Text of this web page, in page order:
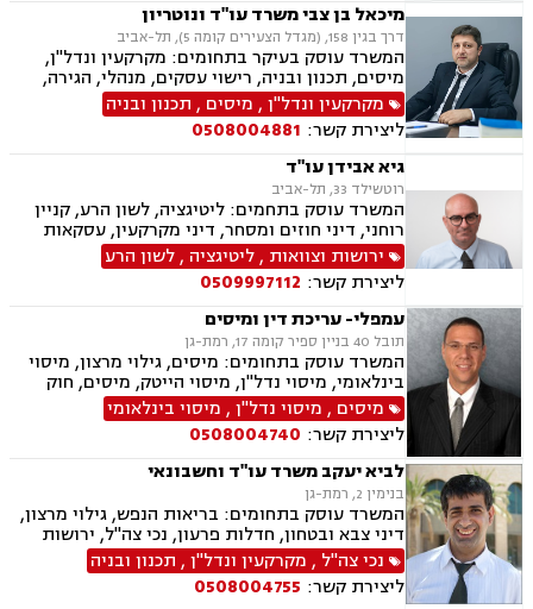
מיכאל בן צבי משרד עו"ד ונוטריון
דרך בגין 158, (מגדל הצעירים קומה 5), תל-אביב
המשרד עוסק בעיקר בתחומים: מקרקעין ונדל"ן,
מיסים, תכנון ובניה, רישוי עסקים, מנהלי, הגירה,
אשרות משפט ימי, ירושות וצוואות, דיני משפחה.
מקרקעין ונדל"ן, מיסים , תכנון ובניה
ליצירת קשר: 0508004881
גיא אבידן עו"ד
רוטשילד 33, תל-אביב
המשרד עוסק בתחמים: ליטיגציה, לשון הרע, קניין
רוחני, דיני חוזים ומסחר, דיני מקרקעין, עסקאות
מכר דירה, מיסוי עירוני, דיני עבודה, דיני פשיטת
רגל, דיני תקשורת ואינטרנט, זכיות יוצרים, ירושות
וצוואות.
ירושות וצוואות ,ליטיגציה ,לשון הרע
ליצירת קשר: 0509997112
עמפלי- עריכת דין ומיסים
תובל 40 בניין ספיר קומה 17, רמת-גן
המשרד עוסק בתחומים: מיסים, גילוי מרצון, מיסוי
בינלאומי, מיסוי נדל"ן, מיסוי הייטק, מיסים, חוק
עידוד השקעות הון.
מיסים , מיסוי נדל"ן, מיסוי בינלאומי
ליצירת קשר: 0508004740
לביא יעקב משרד עו"ד וחשבונאי
בנימין 2, רמת-גן
המשרד עוסק בתחומים: בריאות הנפש, גילוי מרצון,
דיני צבא ובטחון, חדלות פרעון, נכי צה"ל, ירושות
וצוואות, רשויות מקומיות, לשון הרע, משרד הביטחון,
דיני עבודה, דיני ביטוח מיסים, דיני חוזים, חוקתי
ומנהלי, דיני מקרקעין, עסקאות מכר דירה
נכי צה"ל , מקרקעין ונדל"ן, תכנון ובניה
ליצירת קשר: 0508004755